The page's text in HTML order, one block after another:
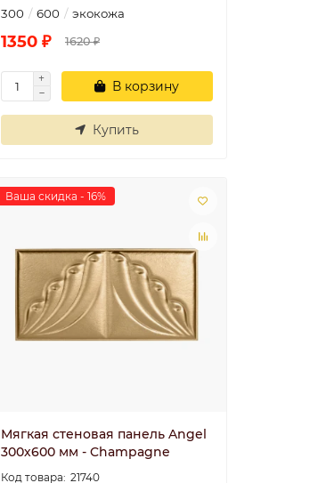
300 600 экокожа
1350 ₽ 1620 ₽
В корзину
Купить
Ваша скидка - 16%
Мягкая стеновая панель Angel
300х600 мм - Champagne
21740